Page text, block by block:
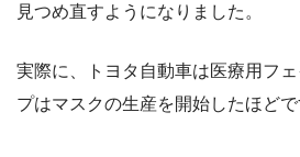
見つめ直すようになりました。
実際に、トヨタ自動車は医療用フ
プはマスクの生産を開始したほどで